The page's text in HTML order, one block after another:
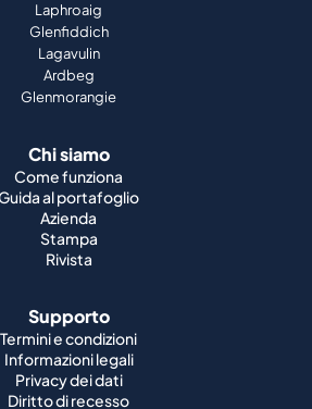
Chi siamo
Come funziona
Guida al portafoglio
Azienda
Rivista
Supporto
Termini e condizioni
Informazioni legali
Privacy dei dati
Cookie
Lavori
Whisky del mondo